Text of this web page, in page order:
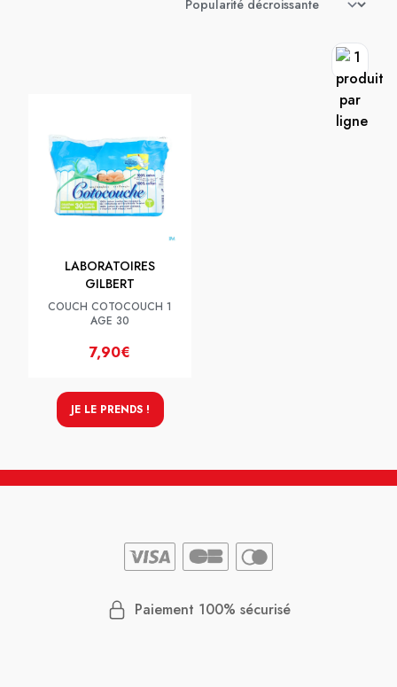
LABORATOIRES
GILBERT
COUCH COTOCOUCH 1
AGE 30
7,90€
JE LE PRENDS !
Paiement 100% sécurisé